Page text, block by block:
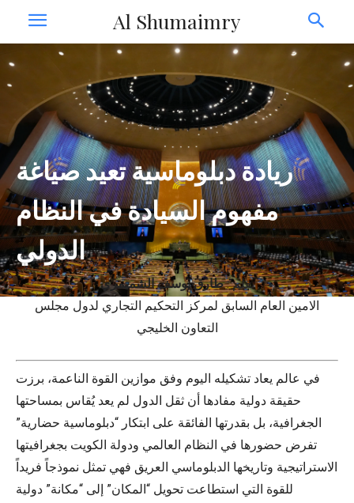
Al Shumaimry
ريادة دبلوماسية تعيد صياغة
مفهوم السيادة في النظام
الدولي
بقلم :طارق يوسف الشميمري
الامين العام السابق لمركز التحكيم التجاري لدول مجلس
التعاون الخليجي
في عالم يعاد تشكيله اليوم وفق موازين القوة الناعمة، برزت
حقيقة دولية مفادها أن ثقل الدول لم يعد يُقاس بمساحتها
الجغرافية، بل بقدرتها الفائقة على ابتكار “دبلوماسية حضارية”
تفرض حضورها في النظام العالمي ودولة الكويت بجغرافيتها
الاستراتيجية وتاريخها الدبلوماسي العريق فهي تمثل نموذجاً فريداً
للقوة التي استطاعت تحويل “المكان” إلى “مكانة” دولية